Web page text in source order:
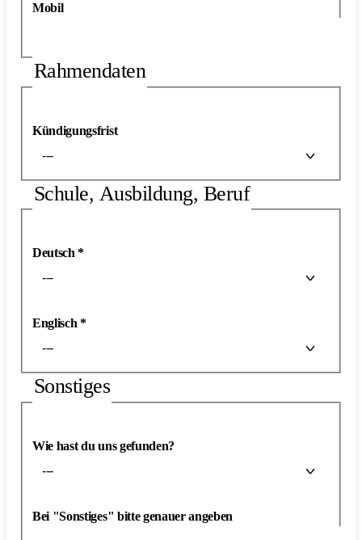
Mobil
Rahmendaten
Kündigungsfrist
---
Schule, Ausbildung, Beruf
Deutsch*
---
Englisch*
---
Sonstiges
Wie hast du uns gefunden?
---
Bei "Sonstiges" bitte genauer angeben